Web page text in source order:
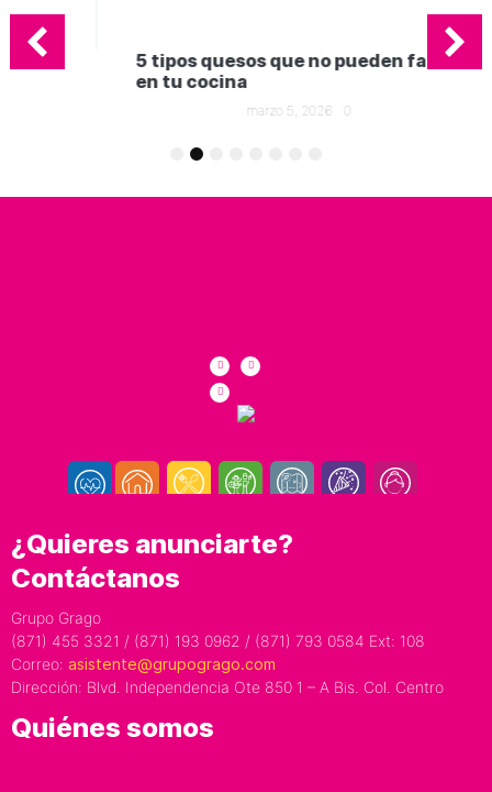
5
¿Quieres anunciarte?
Contáctanos
Grupo Grago
(871) 455 3321 / (871) 193 0962 / (871) 793 0584 Ext: 108
Correo: asistente@grupogrago.com
Dirección: Blvd. Independencia Ote 850 1 – A Bis. Col. Centro
Quiénes somos